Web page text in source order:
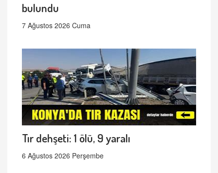
bulundu
7 Ağustos 2026 Cuma
Tır dehşeti: 1 ölü, 9 yaralı
6 Ağustos 2026 Perşembe